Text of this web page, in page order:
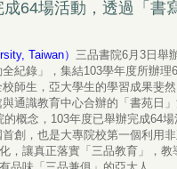
64場活動，透過「書
Taiwan） 三品書院6月3日舉
紀錄」，集結103學年度所辦理
師生，亞大學生的學習成果斐然
通識教育中心合辦的「書苑日
的概念，103年度已舉辦完成64
創，也是大專院校第一個利用
，讓真正落實「三品教育」，教